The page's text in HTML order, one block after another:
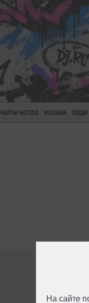
На сайте
ЧАРТЫ HOT100 МУЗЫКА ЛЮДИ